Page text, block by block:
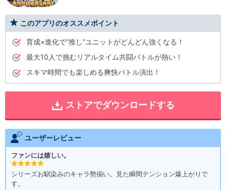
このアプリのオススメポイント
育成×進化で“推し”ユニットがどんどん強くなる！
最大10人で挑むリアルタイム共闘バトルが熱い！
スキマ時間でも楽しめる爽快バトル演出！
ストアでダウンロードする
ユーザーレビュー
ファンには嬉しい。
シリーズお馴染みのキャラ勢揃い。見た瞬間テンション爆上がりで
す。